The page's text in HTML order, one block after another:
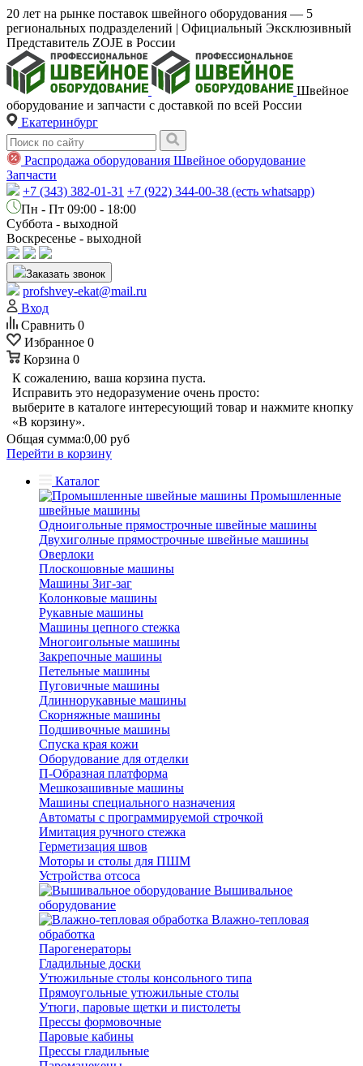
20 лет на рынке поставок швейного оборудования — 5
региональных подразделений | Официальный Эксклюзивный
Представитель ZOJE в России
Швейное
оборудование и запчасти с доставкой по всей России
Екатеринбург
Распродажа оборудования Швейное оборудование
Запчасти
+7 (343) 382-01-31 +7 (922) 344-00-38 (есть whatsapp)
Пн - Пт 09:00 - 18:00
Суббота - выходной
Воскресенье - выходной
Заказать звонок
profshvey-ekat@mail.ru
Вход
Сравнить 0
Избранное 0
Корзина 0
К сожалению, ваша корзина пуста.
Исправить это недоразумение очень просто:
выберите в каталоге интересующий товар и нажмите кнопку
«В корзину».
Общая сумма:0,00 руб
Перейти в корзину
Каталог
Промышленные
швейные машины
Одноигольные прямострочные швейные машины
Двухиголные прямострочные швейные машины
Оверлоки
Плоскошовные машины
Машины Зиг-заг
Колонковые машины
Рукавные машины
Машины цепного стежка
Многоигольные машины
Закрепочные машины
Петельные машины
Пуговичные машины
Длиннорукавные машины
Скорняжные машины
Подшивочные машины
Спуска края кожи
Оборудование для отделки
П-Образная платформа
Мешкозашивные машины
Машины специального назначения
Автоматы с программируемой строчкой
Имитация ручного стежка
Герметизация швов
Моторы и столы для ПШМ
Устройства отсоса
Вышивальное
оборудование
Влажно-тепловая
обработка
Парогенераторы
Гладильные доски
Утюжильные столы консольного типа
Прямоугольные утюжильные столы
Утюги, паровые щетки и пистолеты
Прессы формовочные
Паровые кабины
Прессы гладильные